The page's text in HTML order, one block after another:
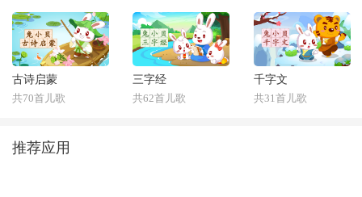
古诗启蒙
共70首儿歌
三字经
共62首儿歌
千字文
共31首儿歌
推荐应用